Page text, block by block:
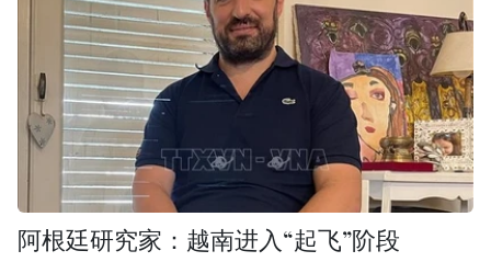
阿根廷研究家：越南进入“起飞”阶段